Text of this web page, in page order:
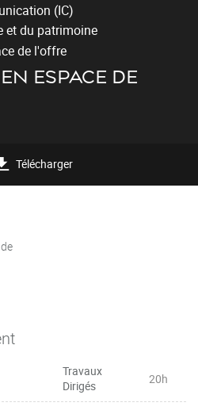
(IC)
et du patrimoine
de l'offre
ESPACE DE
Télécharger
Travaux
Dirigés
20h